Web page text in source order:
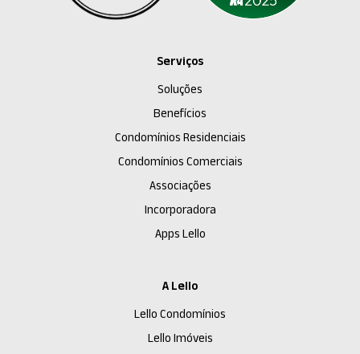
Serviços
Soluções
Benefícios
Condomínios Residenciais
Condomínios Comerciais
Associações
Incorporadora
Apps Lello
A Lello
Lello Condomínios
Lello Imóveis